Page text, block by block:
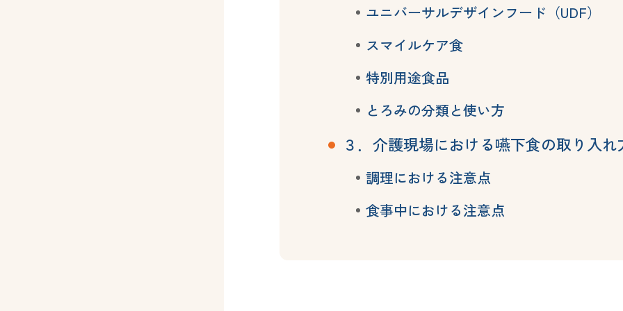
ユニバーサルデザインフード（UDF）
スマイルケア食
特別用途食品
とろみの分類と使い方
３．介護現場における嚥下食の取り入れ
調理における注意点
食事中における注意点